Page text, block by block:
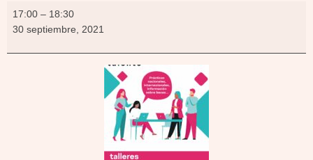
Empléate
con
17:00 – 18:30
30 septiembre, 2021